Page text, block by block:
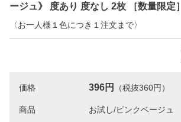
ージュ》 度あり 度なし 2枚 ［数量限定］
〈お一人様１色につき１注文まで〉
価格 396円 （税抜360円）
商品